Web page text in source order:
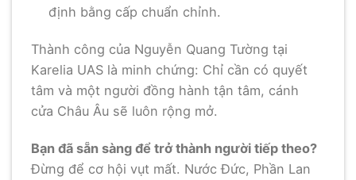
định bằng cấp chuẩn chỉnh.
Thành công của Nguyễn Quang Tường tại
Karelia UAS là minh chứng: Chỉ cần có quyết
tâm và một người đồng hành tận tâm, cánh
cửa Châu Âu sẽ luôn rộng mở.
Bạn đã sẵn sàng để trở thành người tiếp theo?
Đừng để cơ hội vụt mất. Nước Đức, Phần Lan